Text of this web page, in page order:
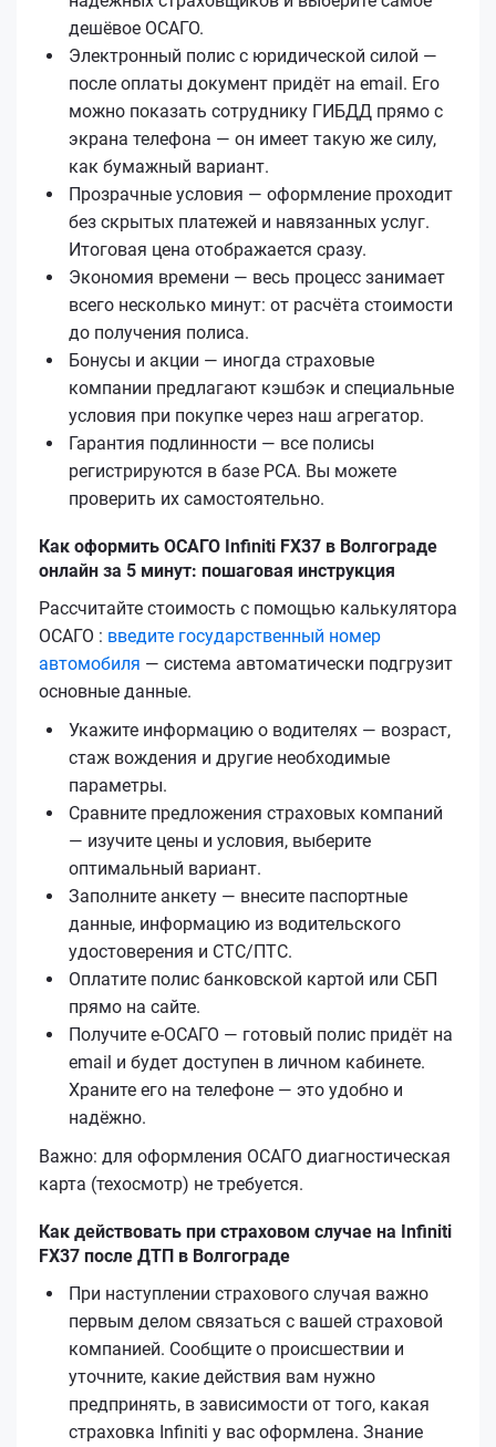
дешёвое ОСАГО.
Электронный полис с юридической силой —
после оплаты документ придёт на email. Его
можно показать сотруднику ГИБДД прямо с
экрана телефона — он имеет такую же силу,
как бумажный вариант.
Прозрачные условия — оформление проходит
без скрытых платежей и навязанных услуг.
Итоговая цена отображается сразу.
Экономия времени — весь процесс занимает
всего несколько минут: от расчёта стоимости
до получения полиса.
Бонусы и акции — иногда страховые
компании предлагают кэшбэк и специальные
условия при покупке через наш агрегатор.
Гарантия подлинности — все полисы
регистрируются в базе РСА. Вы можете
проверить их самостоятельно.
Как оформить ОСАГО Infiniti FX37 в Волгограде
онлайн за 5 минут: пошаговая инструкция
Рассчитайте стоимость с помощью калькулятора
ОСАГО : введите государственный номер
автомобиля — система автоматически подгрузит
основные данные.
Укажите информацию о водителях — возраст,
стаж вождения и другие необходимые
параметры.
Сравните предложения страховых компаний
— изучите цены и условия, выберите
оптимальный вариант.
Заполните анкету — внесите паспортные
данные, информацию из водительского
удостоверения и СТС/ПТС.
Оплатите полис банковской картой или СБП
прямо на сайте.
Получите е‑ОСАГО — готовый полис придёт на
email и будет доступен в личном кабинете.
Храните его на телефоне — это удобно и
надёжно.
Важно: для оформления ОСАГО диагностическая
карта (техосмотр) не требуется.
Как действовать при страховом случае на Infiniti
FX37 после ДТП в Волгограде
При наступлении страхового случая важно
первым делом связаться с вашей страховой
компанией. Сообщите о происшествии и
уточните, какие действия вам нужно
предпринять, в зависимости от того, какая
страховка Infiniti у вас оформлена. Знание